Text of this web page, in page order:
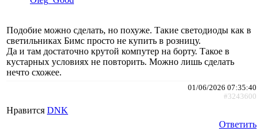
Подобие можно сделать, но похуже. Такие светодиоды как в
светильниках Бимс просто не купить в розницу.
Да и там достаточно крутой компутер на борту. Такое в
кустарных условиях не повторить. Можно лишь сделать
нечто схожее.
01/06/2026 07:35:40
#3243600
Нравится DNK
Ответить